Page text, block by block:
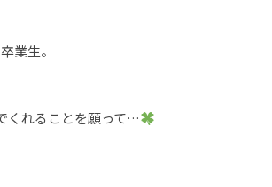
業生。
くれることを願って…